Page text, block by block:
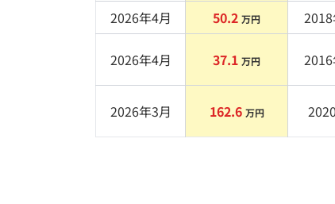
2026年4月 50.2 万円 2018
2026年4月 37.1 万円 2016
2026年3月 162.6 万円 2020